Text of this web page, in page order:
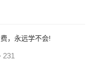
，永远学不会!
231